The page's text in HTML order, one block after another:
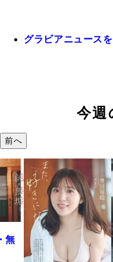
グラビアニュース
今週
前へ